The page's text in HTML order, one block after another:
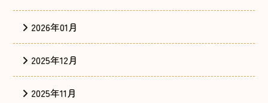
2026年01月
2025年12月
2025年11月